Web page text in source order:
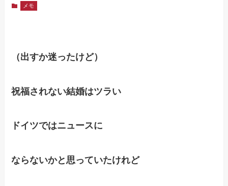
メモ
（出すか迷ったけど）
祝福されない結婚はツラい
ドイツではニュースに
ならないかと思っていたけれど